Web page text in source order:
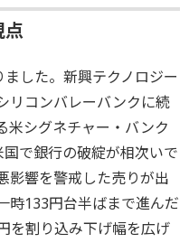
した。新興テクノロジー
リコンバレーバンクに続
米シグネチャー・バンク
国で銀行の破綻が相次いで
影響を警戒した売りが出
時133円台半ばまで進んだ
を割り込み下げ幅を広げ